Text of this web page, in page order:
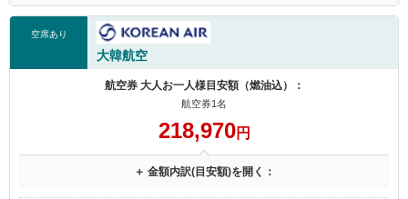
空席あり
大韓航空
航空券 大人お一人様目安額（燃油込）：
航空券1名
218,970円
＋ 金額内訳(目安額)を開く：